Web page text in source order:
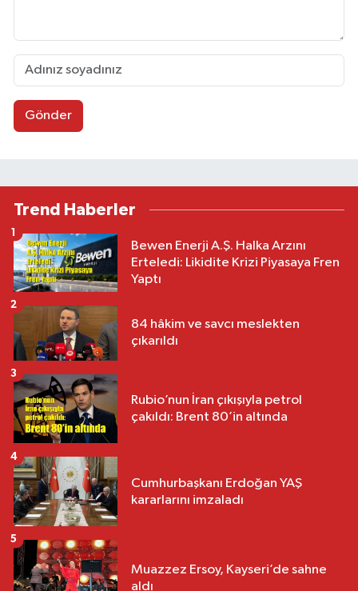
Gönder
Trend Haberler
Bewen Enerji A.Ş. Halka Arzını
Erteledi: Likidite Krizi Piyasaya Fren
Yaptı
1
84 hâkim ve savcı meslekten
çıkarıldı
2
Rubio’nun İran çıkışıyla petrol
çakıldı: Brent 80’in altında
3
Cumhurbaşkanı Erdoğan YAŞ
kararlarını imzaladı
4
Muazzez Ersoy, Kayseri’de sahne
aldı
5